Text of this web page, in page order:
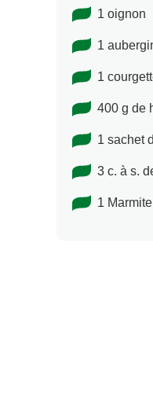
1 oignon
1
1
400 g de
1 sachet
3 c. à s.
1